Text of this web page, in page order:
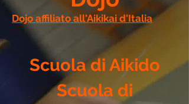
Dojo affiliato all'Aikikai d'Italia
Scuola di Aikido
Scuola di